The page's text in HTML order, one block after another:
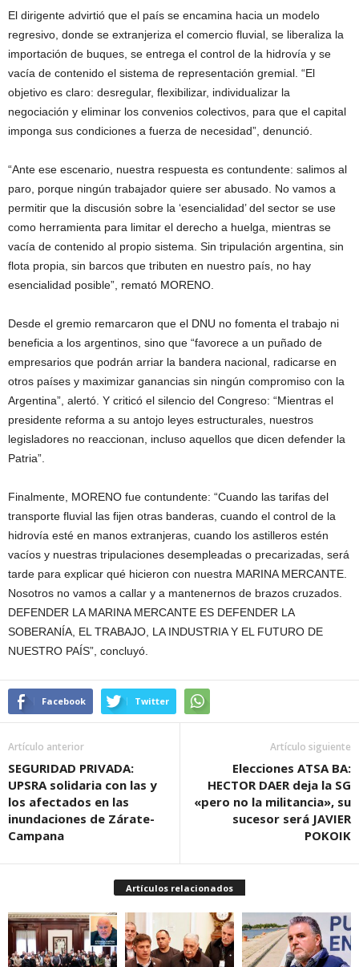
El dirigente advirtió que el país se encamina hacia un modelo
regresivo, donde se extranjeriza el comercio fluvial, se liberaliza la
importación de buques, se entrega el control de la hidrovía y se
vacía de contenido el sistema de representación gremial. “El
objetivo es claro: desregular, flexibilizar, individualizar la
negociación y eliminar los convenios colectivos, para que el capital
imponga sus condiciones a fuerza de necesidad”, denunció.
“Ante ese escenario, nuestra respuesta es contundente: salimos al
paro, porque ningún trabajador quiere ser abusado. No vamos a
permitir que la discusión sobre la ‘esencialidad’ del sector se use
como herramienta para limitar el derecho a huelga, mientras se
vacía de contenido al propio sistema. Sin tripulación argentina, sin
flota propia, sin barcos que tributen en nuestro país, no hay
esencialidad posible”, remató MORENO.
Desde el gremio remarcaron que el DNU no fomenta el trabajo ni
beneficia a los argentinos, sino que “favorece a un puñado de
empresarios que podrán arriar la bandera nacional, radicarse en
otros países y maximizar ganancias sin ningún compromiso con la
Argentina”, alertó. Y criticó el silencio del Congreso: “Mientras el
presidente reforma a su antojo leyes estructurales, nuestros
legisladores no reaccionan, incluso aquellos que dicen defender la
Patria”.
Finalmente, MORENO fue contundente: “Cuando las tarifas del
transporte fluvial las fijen otras banderas, cuando el control de la
hidrovía esté en manos extranjeras, cuando los astilleros estén
vacíos y nuestras tripulaciones desempleadas o precarizadas, será
tarde para explicar qué hicieron con nuestra MARINA MERCANTE.
Nosotros no vamos a callar y a mantenernos de brazos cruzados.
DEFENDER LA MARINA MERCANTE ES DEFENDER LA
SOBERANÍA, EL TRABAJO, LA INDUSTRIA Y EL FUTURO DE
NUESTRO PAÍS”, concluyó.
Facebook Twitter
Artículo anterior
SEGURIDAD PRIVADA:
UPSRA solidaria con las y
los afectados en las
inundaciones de Zárate-
Campana
Artículo siguiente
Elecciones ATSA BA:
HECTOR DAER deja la SG
«pero no la militancia», su
sucesor será JAVIER
POKOIK
Artículos relacionados